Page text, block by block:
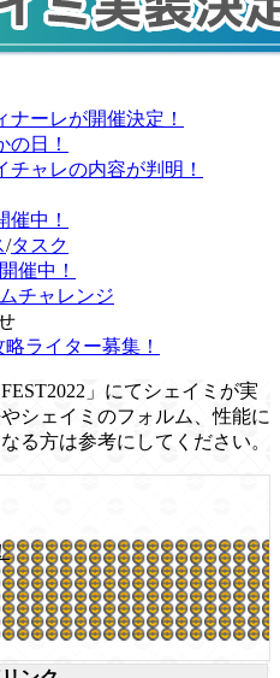
ナーレが開催決定！
の日！
ャレの内容が判明！
催中！
/タスク
催中！
チャレンジ
ライター募集！
」にてシェイミが実
シェイミのフォルム、性能に
る方は参考にしてください。